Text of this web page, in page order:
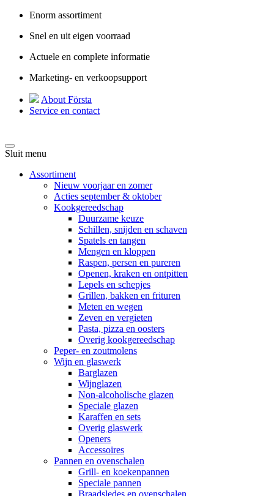
Enorm assortiment
Snel en uit eigen voorraad
Actuele en complete informatie
Marketing- en verkoopsupport
About Första
Service en contact
Sluit menu
Assortiment
Nieuw voorjaar en zomer
Acties september & oktober
Kookgereedschap
Duurzame keuze
Schillen, snijden en schaven
Spatels en tangen
Mengen en kloppen
Raspen, persen en pureren
Openen, kraken en ontpitten
Lepels en schepjes
Grillen, bakken en frituren
Meten en wegen
Zeven en vergieten
Pasta, pizza en oosters
Overig kookgereedschap
Peper- en zoutmolens
Wijn en glaswerk
Barglazen
Wijnglazen
Non-alcoholische glazen
Speciale glazen
Karaffen en sets
Overig glaswerk
Openers
Accessoires
Pannen en ovenschalen
Grill- en koekenpannen
Speciale pannen
Braadsledes en ovenschalen